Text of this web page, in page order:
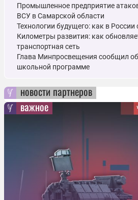
Промышленное предприятие
ВСУ в Самарской области
Технологии будущего: как в
Километры развития: как
транспортная сеть
Глава Минпросвещения сообщил
школьной программе
новости партнеров
важное